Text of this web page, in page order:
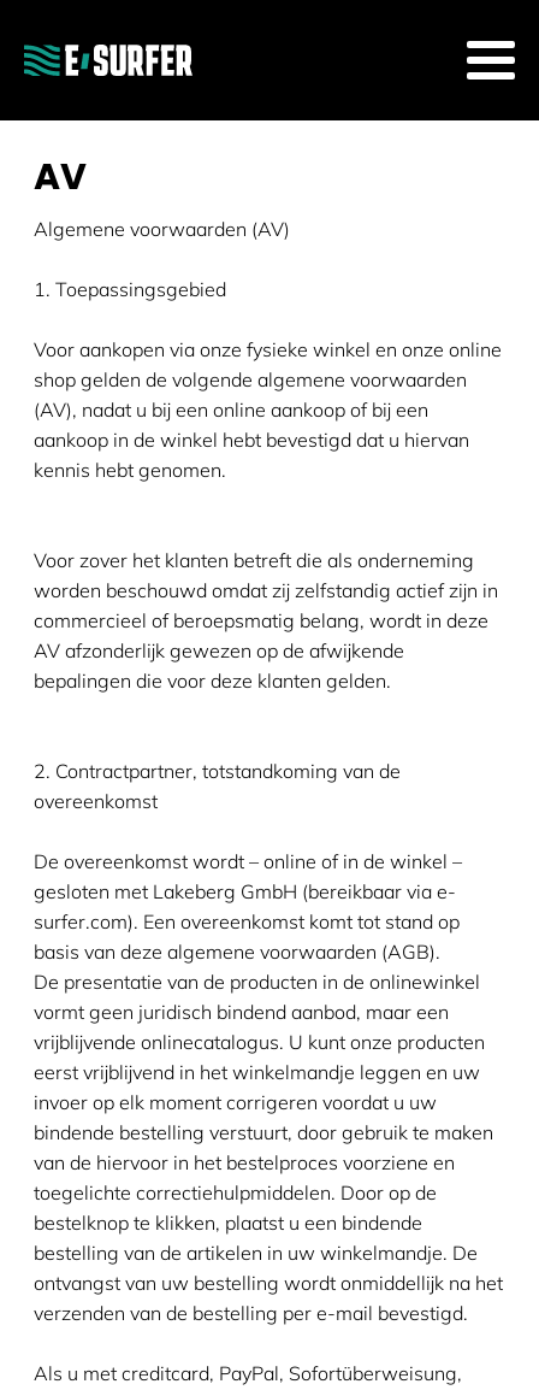
AV
Algemene voorwaarden (AV)
1. Toepassingsgebied
Voor aankopen via onze fysieke winkel en onze online
shop gelden de volgende algemene voorwaarden
(AV), nadat u bij een online aankoop of bij een
aankoop in de winkel hebt bevestigd dat u hiervan
kennis hebt genomen.
Voor zover het klanten betreft die als onderneming
worden beschouwd omdat zij zelfstandig actief zijn in
commercieel of beroepsmatig belang, wordt in deze
AV afzonderlijk gewezen op de afwijkende
bepalingen die voor deze klanten gelden.
2. Contractpartner, totstandkoming van de
overeenkomst
De overeenkomst wordt – online of in de winkel –
gesloten met Lakeberg GmbH (bereikbaar via e-
surfer.com). Een overeenkomst komt tot stand op
basis van deze algemene voorwaarden (AGB).
De presentatie van de producten in de onlinewinkel
vormt geen juridisch bindend aanbod, maar een
vrijblijvende onlinecatalogus. U kunt onze producten
eerst vrijblijvend in het winkelmandje leggen en uw
invoer op elk moment corrigeren voordat u uw
bindende bestelling verstuurt, door gebruik te maken
van de hiervoor in het bestelproces voorziene en
toegelichte correctiehulpmiddelen. Door op de
bestelknop te klikken, plaatst u een bindende
bestelling van de artikelen in uw winkelmandje. De
ontvangst van uw bestelling wordt onmiddellijk na het
verzenden van de bestelling per e-mail bevestigd.
Als u met creditcard, PayPal, Sofortüberweisung,